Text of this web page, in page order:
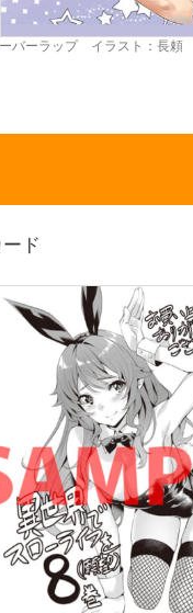
バーラップ イラスト：長頼
ド